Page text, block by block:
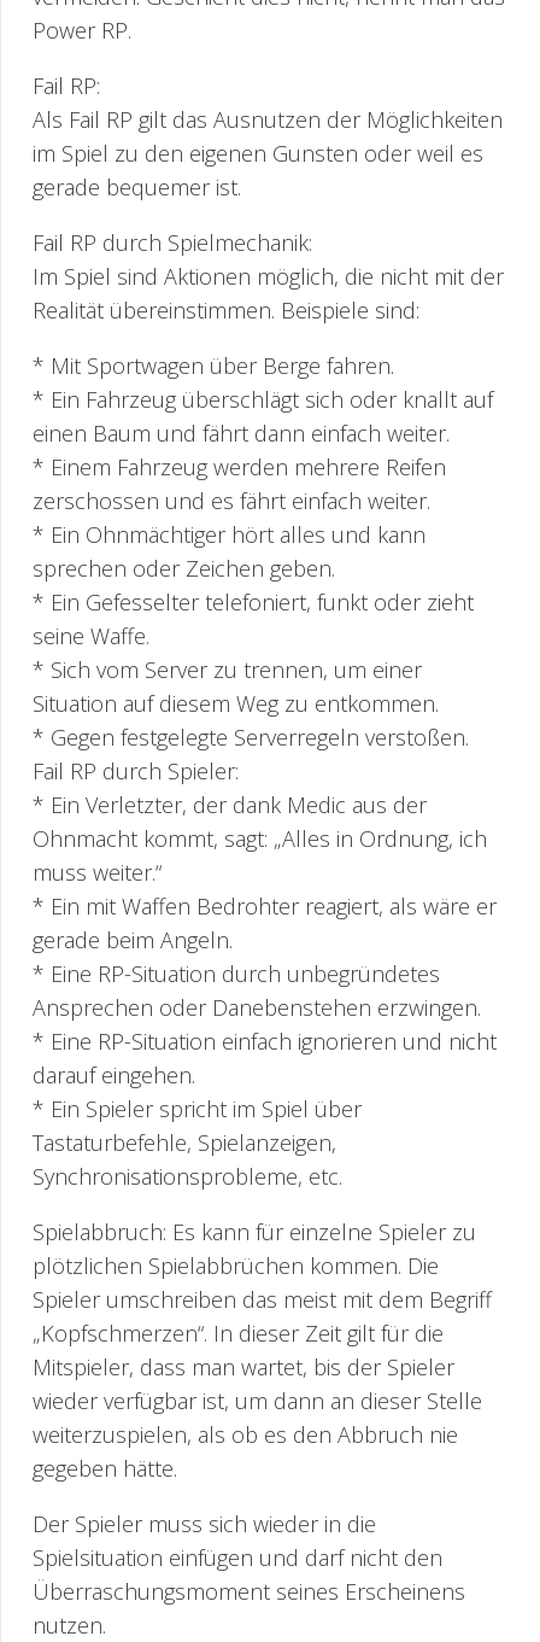
Power RP.
Fail RP:
Als Fail RP gilt das Ausnutzen der Möglichkeiten
im Spiel zu den eigenen Gunsten oder weil es
gerade bequemer ist.
Fail RP durch Spielmechanik:
Im Spiel sind Aktionen möglich, die nicht mit der
Realität übereinstimmen. Beispiele sind:
* Mit Sportwagen über Berge fahren.
* Ein Fahrzeug überschlägt sich oder knallt auf
einen Baum und fährt dann einfach weiter.
* Einem Fahrzeug werden mehrere Reifen
zerschossen und es fährt einfach weiter.
* Ein Ohnmächtiger hört alles und kann
sprechen oder Zeichen geben.
* Ein Gefesselter telefoniert, funkt oder zieht
seine Waffe.
* Sich vom Server zu trennen, um einer
Situation auf diesem Weg zu entkommen.
* Gegen festgelegte Serverregeln verstoßen.
Fail RP durch Spieler:
* Ein Verletzter, der dank Medic aus der
Ohnmacht kommt, sagt: „Alles in Ordnung, ich
muss weiter.“
* Ein mit Waffen Bedrohter reagiert, als wäre er
gerade beim Angeln.
* Eine RP-Situation durch unbegründetes
Ansprechen oder Danebenstehen erzwingen.
* Eine RP-Situation einfach ignorieren und nicht
darauf eingehen.
* Ein Spieler spricht im Spiel über
Tastaturbefehle, Spielanzeigen,
Synchronisationsprobleme, etc.
Spielabbruch: Es kann für einzelne Spieler zu
plötzlichen Spielabbrüchen kommen. Die
Spieler umschreiben das meist mit dem Begriff
„Kopfschmerzen“. In dieser Zeit gilt für die
Mitspieler, dass man wartet, bis der Spieler
wieder verfügbar ist, um dann an dieser Stelle
weiterzuspielen, als ob es den Abbruch nie
gegeben hätte.
Der Spieler muss sich wieder in die
Spielsituation einfügen und darf nicht den
Überraschungsmoment seines Erscheinens
nutzen.